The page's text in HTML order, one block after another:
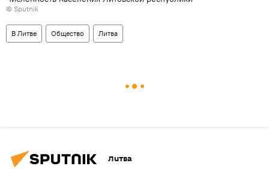
© Sputnik
В Литве Общество Литва
Литва